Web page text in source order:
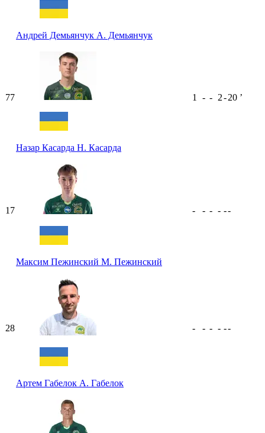
Андрей Демьянчук А. Демьянчук
77
Назар Касарда Н. Касарда
1 - - 2-20 ʼ
17
Максим Пежинский М. Пежинский
- - - - --
28
Артем Габелок А. Габелок
- - - - --